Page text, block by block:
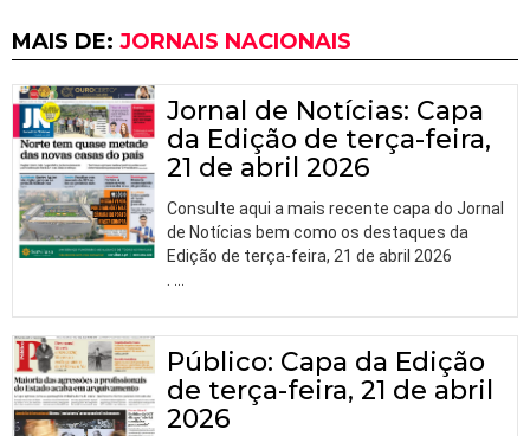
MAIS DE: JORNAIS NACIONAIS
Jornal de Notícias: Capa
da Edição de terça-feira,
21 de abril 2026
Consulte aqui a mais recente capa do Jornal
de Notícias bem como os destaques da
Edição de terça-feira, 21 de abril 2026
Público: Capa da Edição
de terça-feira, 21 de abril
2026